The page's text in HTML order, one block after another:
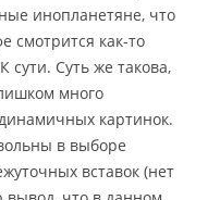
инопланетяне, что
смотрится как-то
сути. Суть же такова,
много
картинок.
в выборе
вставок (нет